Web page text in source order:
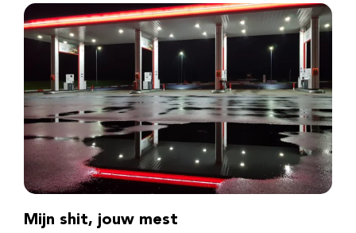
Mijn shit, jouw mest